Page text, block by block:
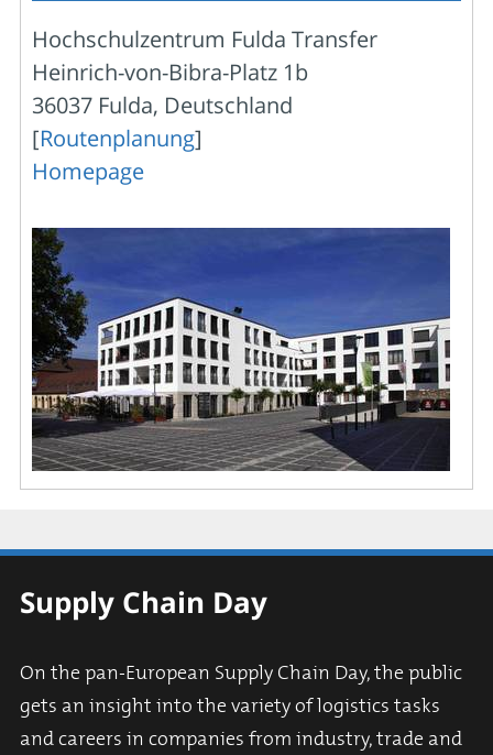
Hochschulzentrum Fulda Transfer
Heinrich-von-Bibra-Platz 1b
36037 Fulda, Deutschland
[Routenplanung]
Homepage
Supply Chain Day
On the pan-European Supply Chain Day, the public
gets an insight into the variety of logistics tasks
and careers in companies from industry, trade and